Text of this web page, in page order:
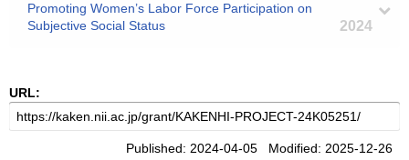
Promoting Women’s Labor Force Participation on
Subjective Social Status
2024
URL:
Published: 2024-04-05 Modified: 2025-12-26